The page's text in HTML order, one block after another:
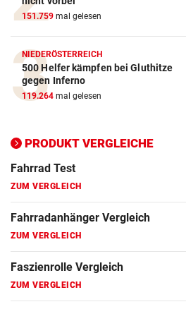
151.759 mal gelesen
NIEDERÖSTERREICH
500 Helfer kämpfen bei Gluthitze
gegen Inferno
119.264 mal gelesen
PRODUKT VERGLEICHE
E-Bike Vergleich
ZUM VERGLEICH
Elektro-Scooter Vergleich
ZUM VERGLEICH
ZUM VERGLEICH
Fahrrad Test
ZUM VERGLEICH
Fahrradanhänger Vergleich
ZUM VERGLEICH
Faszienrolle Vergleich
ZUM VERGLEICH